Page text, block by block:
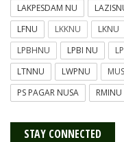
LAKPESDAM NU
LFNU
LKKNU LKNU
LPBHNU
LPBI NU
LTNNU
LWPNU
PS PAGAR NUSA
RMINU
STAY CONNECTED